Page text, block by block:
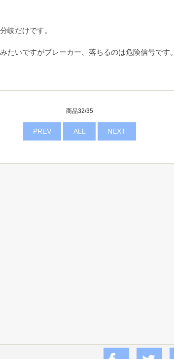
岐だけです。
たいですがブレーカー、落ちるのは危険信号です。
商品32/35
PREV ALL NEXT